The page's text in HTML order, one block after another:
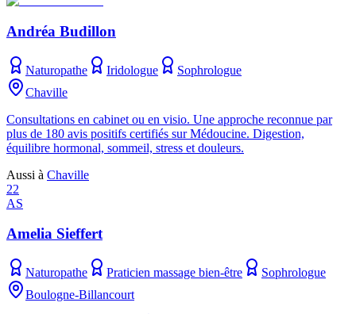
Andréa Budillon
Naturopathe Iridologue
Sophrologue
Chaville
Consultations en cabinet ou en visio. Une approche reconnue par
plus de 180 avis positifs certifiés sur Médoucine. Digestion,
équilibre hormonal, sommeil, stress et douleurs.
Aussi à Chaville
22
AS
Amelia Sieffert
Naturopathe Praticien massage bien-être
Sophrologue
Boulogne-Billancourt